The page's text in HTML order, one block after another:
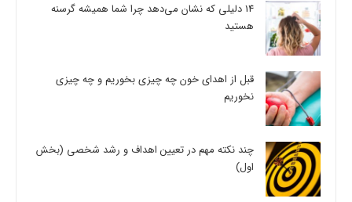
14 دلیلی که نشان می‌دهد چرا شما همیشه گرسنه
هستید
قبل از اهدای خون چه چیزی بخوریم و چه چیزی
نخوریم
چند نکته مهم در تعیین اهداف و رشد شخصی (بخش
اول)